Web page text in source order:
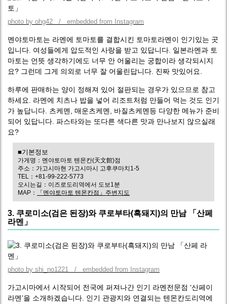
photo by ohg42 / embedded from Instagram
멘야토마토는 라멘에 토마토를 결합시킨 토마토라멘이 인기있는 곳
입니다. 여성들에게 압도적인 사랑을 받고 있답니다. 일본라멘과 토
마토는 언뜻 생각하기에도 너무 안 어울리는 궁합이라 생각되시지
요? 그런데 그게 의외로 너무 잘 어울린답니다. 진짜 맛있어요.
하루에 판매하는 양이 정해져 있어 절판되는 경우가 있으므로 참고
하세요. 라멘에 치츠나 밥을 넣어 리조트처럼 만들어 먹는 것도 인기
가 높답니다. 츠케멘, 매운츠케멘, 바질츠케멘등 다양한 메뉴가 준비
되어 있답니다. 파스타와는 또다른 색다른 맛과 만나보지 않으실래
요?
■기본정보
가게명：멘야토마토 텐몬칸(天文館)점
주소：가고시마현 가고시마시 고후쿠마치1-5
TEL：+81-99-222-5773
오시는길：이즈로도리역에서 도보1분
MAP：
「멘야토마토 텐몬칸점」주변지도
3. 쿠로미소(검은 된장)와 쿠로부타(흑돼지)의 만남 「산페
라멘」
photo by shi_no1221 / embedded from Instagram
가고시마에서 시작되어 전국에 퍼져나간 인기 라멘전문점 ‘산페이
라멘’을 소개하겠습니다. 인기 관광지와 연결되는 텐몬칸도리역에